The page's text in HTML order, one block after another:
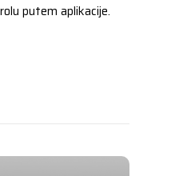
putem aplikacije.